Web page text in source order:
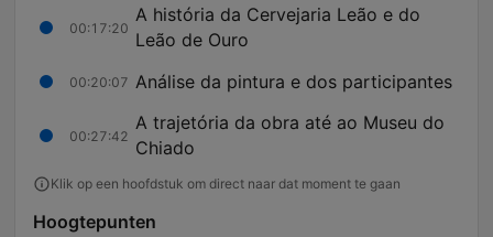
00:17:20
A história da Cervejaria Leão e do
Leão de Ouro
00:20:07 Análise da pintura e dos participantes
00:27:42
A trajetória da obra até ao Museu do
Chiado
Klik op een hoofdstuk om direct naar dat moment te gaan
Hoogtepunten